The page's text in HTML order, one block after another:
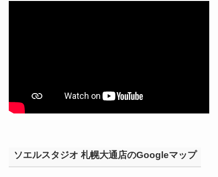
ソエルスタジオ 札幌大通店のGoogleマップ